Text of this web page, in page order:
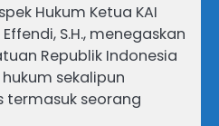
Hukum Ketua KAI
S.H., menegaskan
Republik Indonesia
sekalipun
termasuk seorang